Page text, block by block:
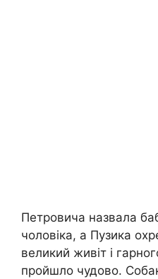
Петровича назвала
чоловіка, а Пузика
великий живіт і
пройшло чудово.